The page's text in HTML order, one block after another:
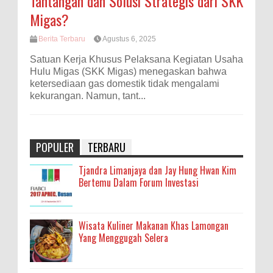
Migas?
Berita Terbaru Agustus 6, 2025
Satuan Kerja Khusus Pelaksana Kegiatan Usaha
Hulu Migas (SKK Migas) menegaskan bahwa
ketersediaan gas domestik tidak mengalami
kekurangan. Namun, tant...
POPULER TERBARU
Tjandra Limanjaya dan Jay Hung Hwan Kim
Bertemu Dalam Forum Investasi
Wisata Kuliner Makanan Khas Lamongan
Yang Menggugah Selera